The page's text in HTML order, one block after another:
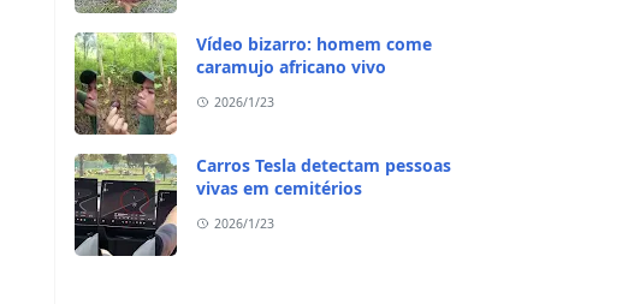
Vídeo bizarro: homem come
caramujo africano vivo
2026/1/23
Carros Tesla detectam pessoas
vivas em cemitérios
2026/1/23